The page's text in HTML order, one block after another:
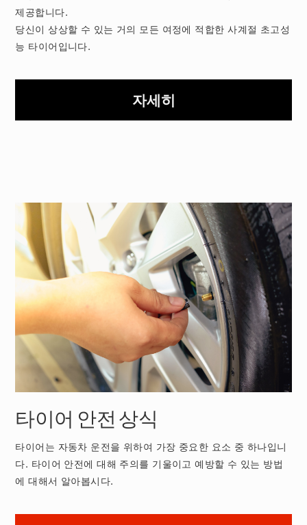
제공합니다.
당신이 상상할 수 있는 거의 모든 여정에 적합한 사계절 초고성
능 타이어입니다.
자세히
타이어 안전 상식
타이어는 자동차 운전을 위하여 가장 중요한 요소 중 하나입니
다. 타이어 안전에 대해 주의를 기울이고 예방할 수 있는 방법
에 대해서 알아봅시다.